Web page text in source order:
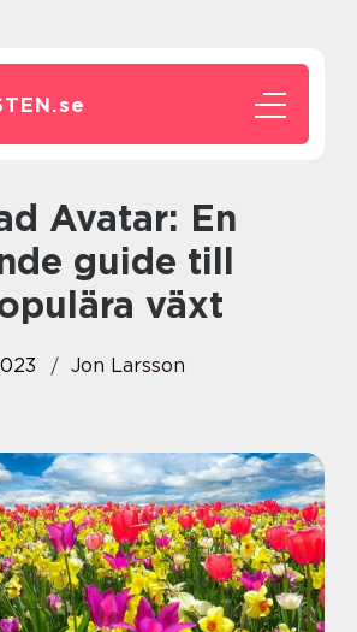
se
guide till
växt
Jon Larsson